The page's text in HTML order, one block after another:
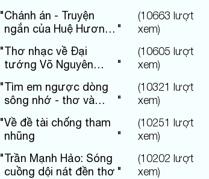
Phú Thọ
"Chánh án - Truyện
ngắn của Huệ Hương "
(10663 lượt
xem)
"Thơ nhạc về Đại
tướng Võ Nguyên
"
(10605 lượt
xem)
"Tìm em ngược dòng
sông nhớ - thơ và
"
(10321 lượt
xem)
"Về đề tài chống tham
nhũng
"
(10251 lượt
xem)
"Trần Mạnh Hảo: Sóng
cuồng dội nát đền thơ "
(10202 lượt
xem)